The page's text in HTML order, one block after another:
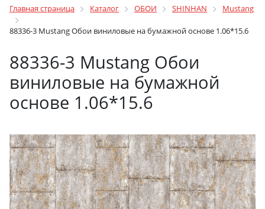
Главная страница Каталог ОБОИ SHINHAN Mustang
88336-3 Mustang Обои виниловые на бумажной основе 1.06*15.6
88336-3 Mustang Обои
виниловые на бумажной
основе 1.06*15.6